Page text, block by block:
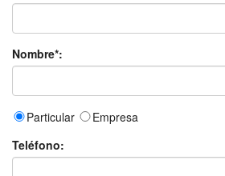
Nombre*:
Particular
Empresa
Teléfono: